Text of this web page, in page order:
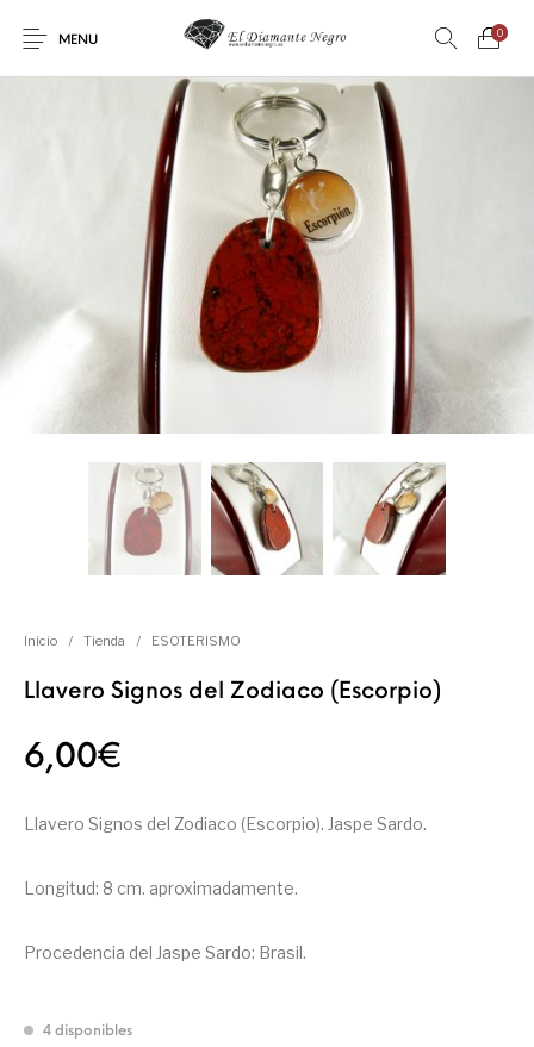
MENU
0
En oferta ! DECORACIÓN DINOSAURIOS
FÓSILES JOYAS
CONSUMO
Inicio / Tienda / ESOTERISMO
Llavero Signos del Zodiaco (Escorpio)
6,00€
Llavero Signos del Zodiaco (Escorpio). Jaspe Sardo.
Longitud: 8 cm. aproximadamente.
Procedencia del Jaspe Sardo: Brasil.
4 disponibles